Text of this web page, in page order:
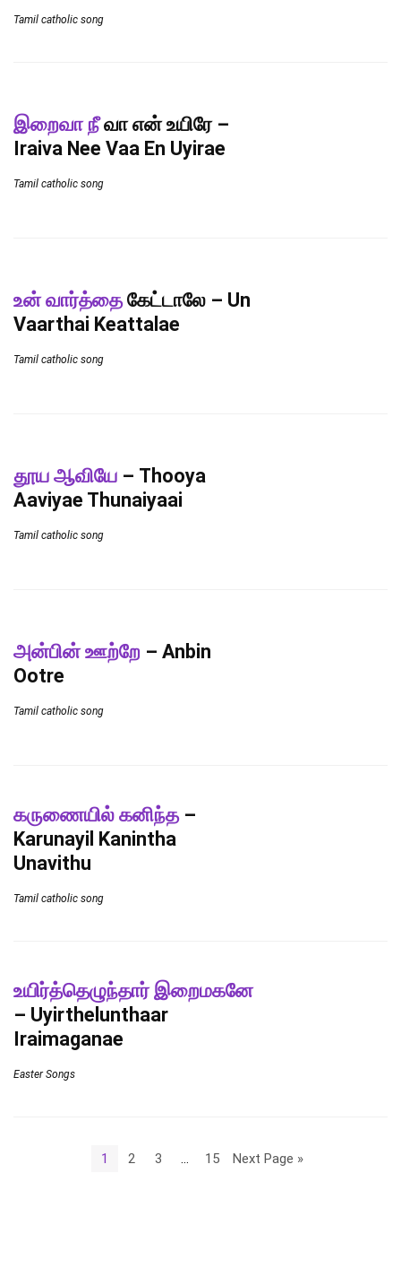
Tamil catholic song
இறைவா நீவா என் உயிரே –
Iraiva Nee Vaa En Uyirae
Tamil catholic song
உன் வார்த்தைகேட்டாலே – Un
Vaarthai Keattalae
Tamil catholic song
தூய ஆவியே – Thooya
Aaviyae Thunaiyaai
Tamil catholic song
அன்பின் ஊற்றே – Anbin
Ootre
Tamil catholic song
கருணையில் கனிந்த–
Karunayil Kanintha
Unavithu
Tamil catholic song
உயிர்த்தெழுந்தார் இறைமகனே
– Uyirthelunthaar
Iraimaganae
Easter Songs
1 2 3 15 Next Page »